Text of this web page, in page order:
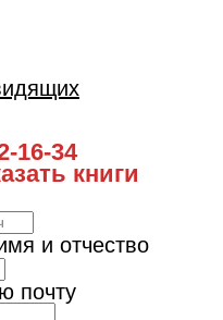
16-34
книги
и отчество
почту